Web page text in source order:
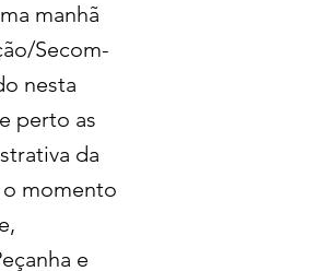
manhã
Secom-
nesta
perto as
da
momento
e